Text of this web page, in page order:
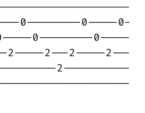
0---------0-----0-
0---------0-----
2---2-----2---
2-----------